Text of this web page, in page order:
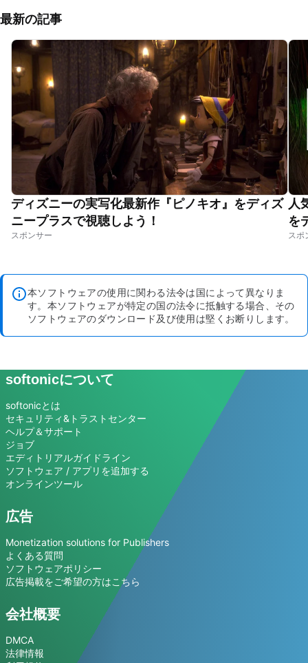
最新の記事
ディズニーの実写化最新作『ピノキオ』をディズ
ニープラスで視聴しよう！
人
を
本ソフトウェアの使用に関わる法令は国によって異なりま
す。本ソフトウェアが特定の国の法令に抵触する場合、その
ソフトウェアのダウンロード及び使用は堅くお断りします。
softonicについて
softonicとは
セキュリティ&トラストセンター
ヘルプ＆サポート
ジョブ
エディトリアルガイドライン
ソフトウェア / アプリを追加する
オンラインツール
広告
Monetization solutions for Publishers
よくある質問
ソフトウェアポリシー
広告掲載をご希望の方はこちら
会社概要
DMCA
法律情報